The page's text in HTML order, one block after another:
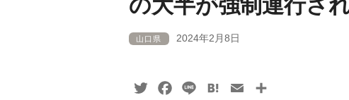
の大半が強制連行さ
山口県 2024年2月8日
TwitterFacebook
Line HatenaEmail